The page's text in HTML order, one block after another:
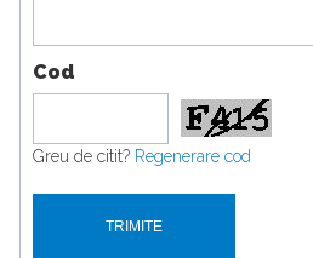
Cod
Greu de citit? Regenerare cod